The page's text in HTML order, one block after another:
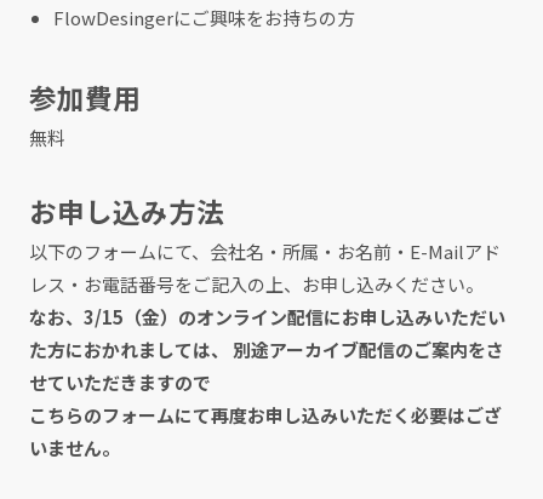
FlowDesingerにご興味をお持ちの方
参加費用
無料
お申し込み方法
以下のフォームにて、会社名・所属・お名前・E-Mailアド
レス・お電話番号をご記入の上、お申し込みください。
なお、3/15（金）のオンライン配信にお申し込みいただい
た方におかれましては、 別途アーカイブ配信のご案内をさ
せていただきますので
こちらのフォームにて再度お申し込みいただく必要はござ
いません。